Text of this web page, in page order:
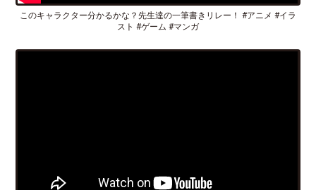
このキャラクター分かるかな？先生達の一筆書きリレー！ #アニメ #イラ
スト #ゲーム #マンガ